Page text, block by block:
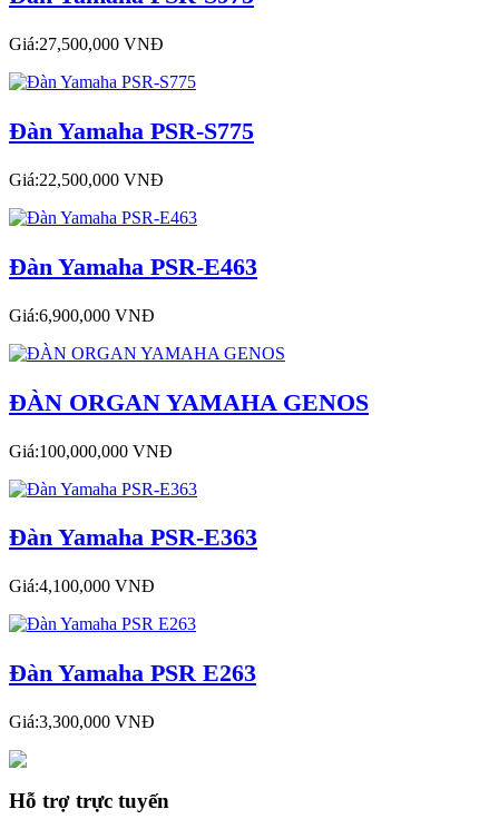
Giá:27,500,000 VNĐ
Đàn Yamaha PSR-S775
Giá:22,500,000 VNĐ
Đàn Yamaha PSR-E463
Giá:6,900,000 VNĐ
ĐÀN ORGAN YAMAHA GENOS
Giá:100,000,000 VNĐ
Đàn Yamaha PSR-E363
Giá:4,100,000 VNĐ
Đàn Yamaha PSR E263
Giá:3,300,000 VNĐ
Hỗ trợ trực tuyến